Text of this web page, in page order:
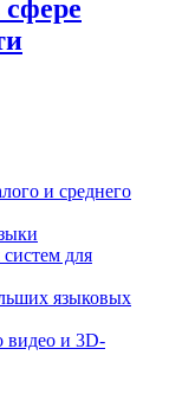
и среднего
для
языковых
видео и 3D-